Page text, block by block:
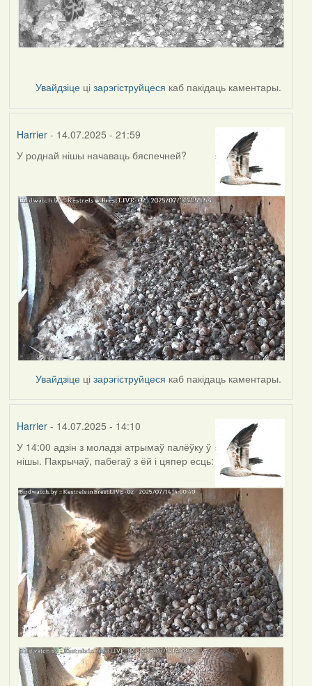
Увайдзіце цізарэгіструйцеся каб пакідаць каментары.
Harrier- 14.07.2025 - 21:59
У роднай нішы начаваць бяспечней?
Увайдзіце цізарэгіструйцеся каб пакідаць каментары.
Harrier- 14.07.2025 - 14:10
У 14:00 адзін з моладзі атрымаў палёўку ў
нішы. Пакрычаў, пабегаў з ёй і цяпер есць: